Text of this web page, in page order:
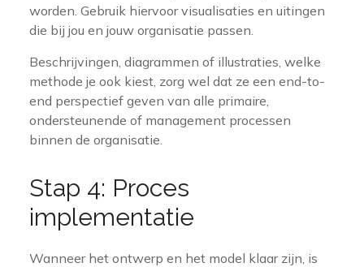
worden. Gebruik hiervoor visualisaties en uitingen
die bij jou en jouw organisatie passen.
Beschrijvingen, diagrammen of illustraties, welke
methode je ook kiest, zorg wel dat ze een end-to-
end perspectief geven van alle primaire,
ondersteunende of management processen
binnen de organisatie.
Stap 4: Proces
implementatie
Wanneer het ontwerp en het model klaar zijn, is